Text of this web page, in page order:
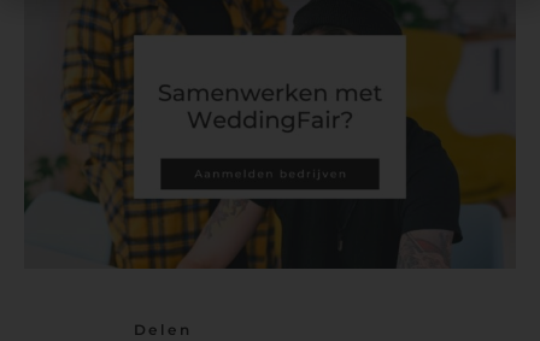
Delen